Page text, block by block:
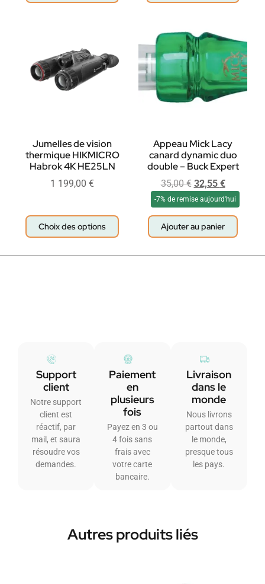
Jumelles de vision
thermique HIKMICRO
Habrok 4K HE25LN
1 199,00 €
Choix des options
Appeau Mick Lacy
canard dynamic duo
double – Buck Expert
35,00€ 32,55 €
-7% de remise aujourd'hui
Ajouter au panier
Support
client
Notre support
client est
réactif, par
mail, et saura
résoudre vos
demandes.
Paiement
en
plusieurs
fois
Payez en 3 ou
4 fois sans
frais avec
votre carte
bancaire.
Livraison
dans le
monde
Nous livrons
partout dans
le monde,
presque tous
les pays.
Autres produits liés